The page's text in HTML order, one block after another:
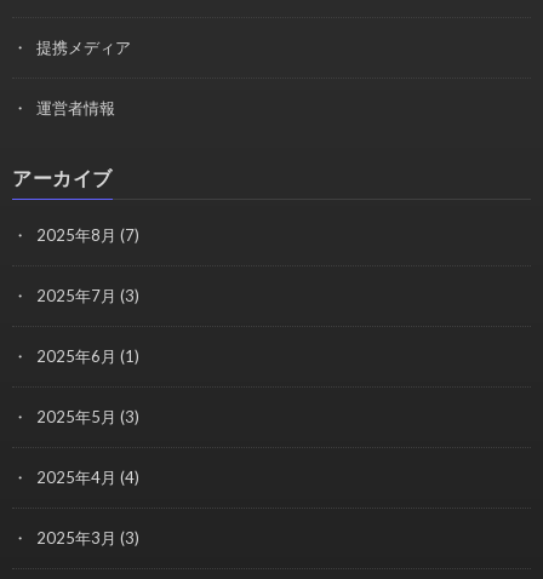
提携メディア
運営者情報
アーカイブ
2025年8月 (7)
2025年7月 (3)
2025年6月 (1)
2025年5月 (3)
2025年4月 (4)
2025年3月 (3)